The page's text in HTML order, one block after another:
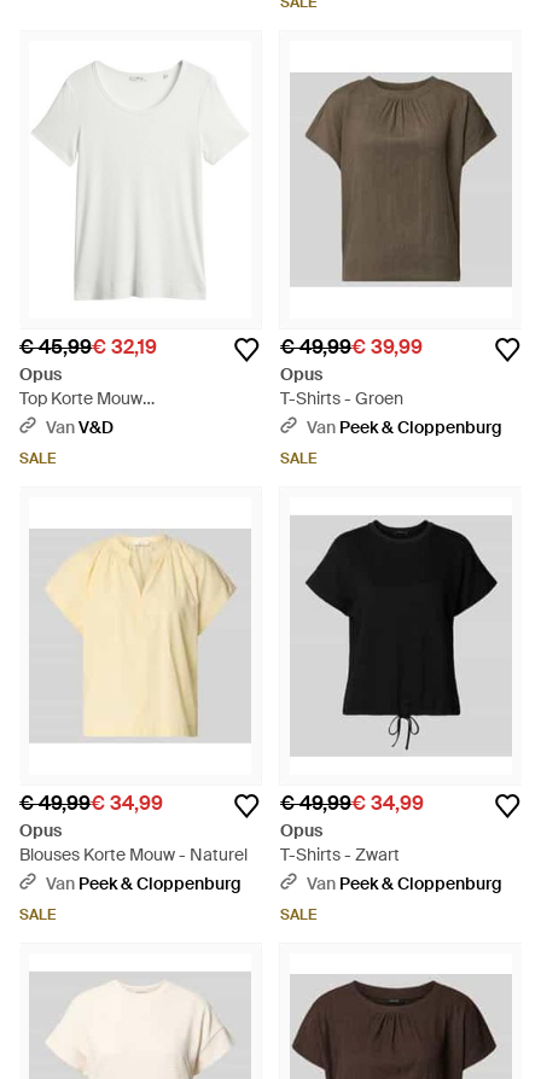
€ 45,99€ 32,19
Opus
Top Korte Mouw
10576713211444 - Wit
VanV&D
SALE
€ 49,99€ 39,99
Opus
T-Shirts - Groen
Van Peek & Cloppenburg
SALE
€ 49,99€ 34,99
Opus
Blouses Korte Mouw - Naturel
Van Peek & Cloppenburg
SALE
€ 49,99€ 34,99
Opus
T-Shirts - Zwart
Van Peek & Cloppenburg
SALE